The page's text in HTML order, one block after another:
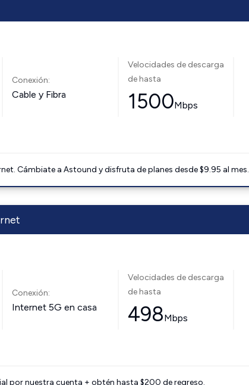
Conexión:
Cable y Fibra
Velocidades de descarga
de hasta
1500Mbps
Cámbiate a Astound y disfruta de planes desde $9.95 al mes.
Conexión:
Internet 5G en casa
Velocidades de descarga
de hasta
498Mbps
por nuestra cuenta + obtén hasta $200 de regreso.